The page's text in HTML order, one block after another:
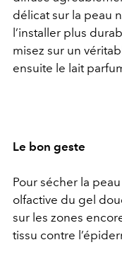
délicat sur la peau
l’installer plus
misez sur un
ensuite le lait
Le bon geste
Pour sécher la
olfactive du gel
sur les zones
tissu contre